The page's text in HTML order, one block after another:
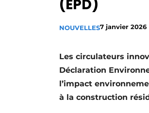
S’inscrire à
S’inscrire
Video’s
(EPD)
NOUVELLES7 janvier 2026
Les circulateurs
Déclaration
l’impact
à la construction